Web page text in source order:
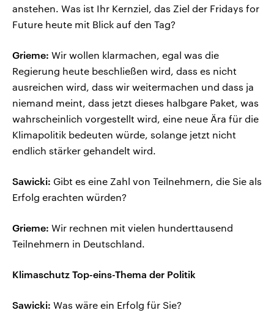
anstehen. Was ist Ihr Kernziel, das Ziel der Fridays for
Future heute mit Blick auf den Tag?
Grieme: Wir wollen klarmachen, egal was die
Regierung heute beschließen wird, dass es nicht
ausreichen wird, dass wir weitermachen und dass ja
niemand meint, dass jetzt dieses halbgare Paket, was
wahrscheinlich vorgestellt wird, eine neue Ära für die
Klimapolitik bedeuten würde, solange jetzt nicht
endlich stärker gehandelt wird.
Sawicki: Gibt es eine Zahl von Teilnehmern, die Sie als
Erfolg erachten würden?
Grieme: Wir rechnen mit vielen hunderttausend
Teilnehmern in Deutschland.
Klimaschutz Top-eins-Thema der Politik
Sawicki: Was wäre ein Erfolg für Sie?